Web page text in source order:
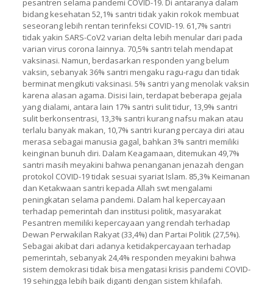
pesantren selama pandemi COVID-19. Di antaranya dalam
bidang kesehatan 52,1% santri tidak yakin rokok membuat
seseorang lebih rentan terinfeksi COVID-19. 61,7% santri
tidak yakin SARS-CoV2 varian delta lebih menular dari pada
varian virus corona lainnya. 70,5% santri telah mendapat
vaksinasi. Namun, berdasarkan responden yang belum
vaksin, sebanyak 36% santri mengaku ragu-ragu dan tidak
berminat mengikuti vaksinasi. 5% santri yang menolak vaksin
karena alasan agama. Disisi lain, terdapat beberapa gejala
yang dialami, antara lain 17% santri sulit tidur, 13,9% santri
sulit berkonsentrasi, 13,3% santri kurang nafsu makan atau
terlalu banyak makan, 10,7% santri kurang percaya diri atau
merasa sebagai manusia gagal, bahkan 3% santri memiliki
keinginan bunuh diri. Dalam Keagamaan, ditemukan 49,7%
santri masih meyakini bahwa penanganan jenazah dengan
protokol COVID-19 tidak sesuai syariat Islam. 85,3% Keimanan
dan Ketakwaan santri kepada Allah swt mengalami
peningkatan selama pandemi. Dalam hal kepercayaan
terhadap pemerintah dan institusi politik, masyarakat
Pesantren memiliki kepercayaan yang rendah terhadap
Dewan Perwakilan Rakyat (33,4%) dan Partai Politik (27,5%).
Sebagai akibat dari adanya ketidakpercayaan terhadap
pemerintah, sebanyak 24,4% responden meyakini bahwa
sistem demokrasi tidak bisa mengatasi krisis pandemi COVID-
19 sehingga lebih baik diganti dengan sistem khilafah.